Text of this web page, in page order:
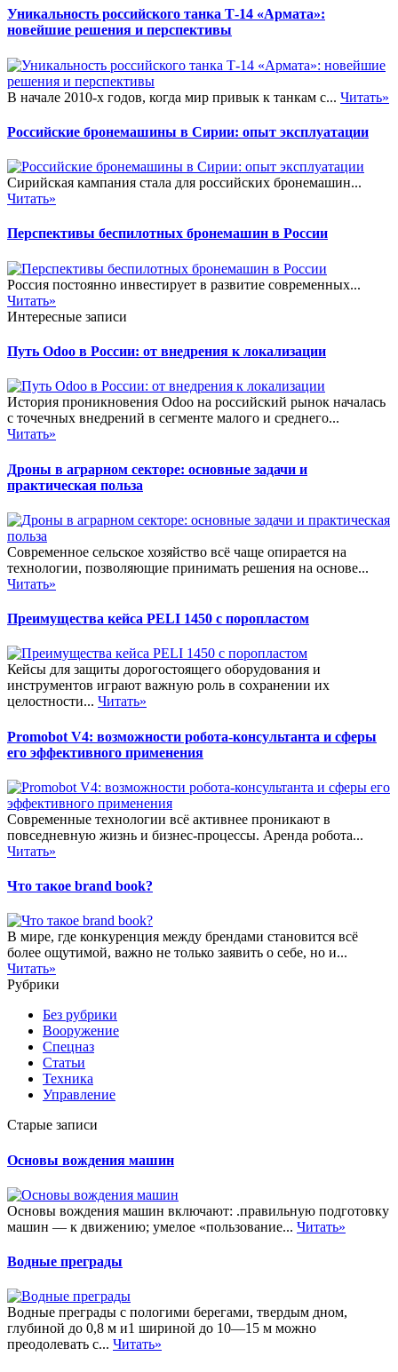
Уникальность российского танка Т-14 «Армата»:
новейшие решения и перспективы
В начале 2010-х годов, когда мир привык к танкам с... Читать»
Российские бронемашины в Сирии: опыт эксплуатации
Сирийская кампания стала для российских бронемашин...
Читать»
Перспективы беспилотных бронемашин в России
Россия постоянно инвестирует в развитие современных...
Читать»
Интересные записи
Путь Odoo в России: от внедрения к локализации
История проникновения Odoo на российский рынок началась
с точечных внедрений в сегменте малого и среднего...
Читать»
Дроны в аграрном секторе: основные задачи и
практическая польза
Современное сельское хозяйство всё чаще опирается на
технологии, позволяющие принимать решения на основе...
Читать»
Преимущества кейса PELI 1450 с поропластом
Кейсы для защиты дорогостоящего оборудования и
инструментов играют важную роль в сохранении их
целостности... Читать»
Promobot V4: возможности робота-консультанта и сферы
его эффективного применения
Современные технологии всё активнее проникают в
повседневную жизнь и бизнес-процессы. Аренда робота...
Читать»
Что такое brand book?
В мире, где конкуренция между брендами становится всё
более ощутимой, важно не только заявить о себе, но и...
Читать»
Рубрики
Без рубрики
Вооружение
Спецназ
Статьи
Техника
Управление
Старые записи
Основы вождения машин
Основы вождения машин включают: .правильную подготовку
машин — к движению; умелое «пользование... Читать»
Водные преграды
Водные преграды с пологими берегами, твердым дном,
глубиной до 0,8 м и1 шириной до 10—15 м можно
преодолевать с... Читать»